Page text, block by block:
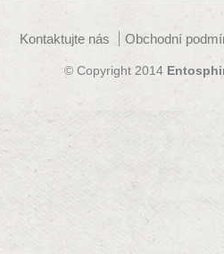
Kontaktujte nás Obchodní
© Copyright 2014